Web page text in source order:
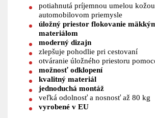
potiahnutá príjemnou umelou
automobilovom priemysle
úložný priestor flokovanie
materiálom
moderný dizajn
zlepšuje pohodlie pri cestovaní
otváranie úložného priestoru
možnosť odklopení
kvalitný materiál
jednoduchá montáž
veľká odolnosť a nosnosť až 80 kg
vyrobené v EU